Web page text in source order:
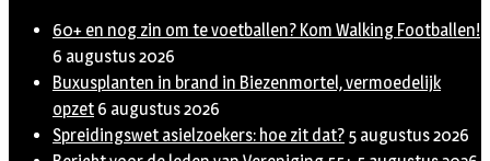
60+ en nog zin om te voetballen? Kom Walking Footballen!
6 augustus 2026
Buxusplanten in brand in Biezenmortel, vermoedelijk
opzet 6 augustus 2026
Spreidingswet asielzoekers: hoe zit dat? 5 augustus 2026